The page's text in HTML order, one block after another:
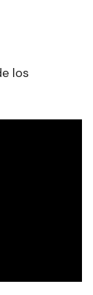
los